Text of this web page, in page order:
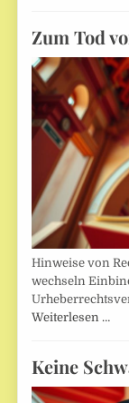
Zum Tod
Hinweise von
wechseln
Weiterlesen …
Keine